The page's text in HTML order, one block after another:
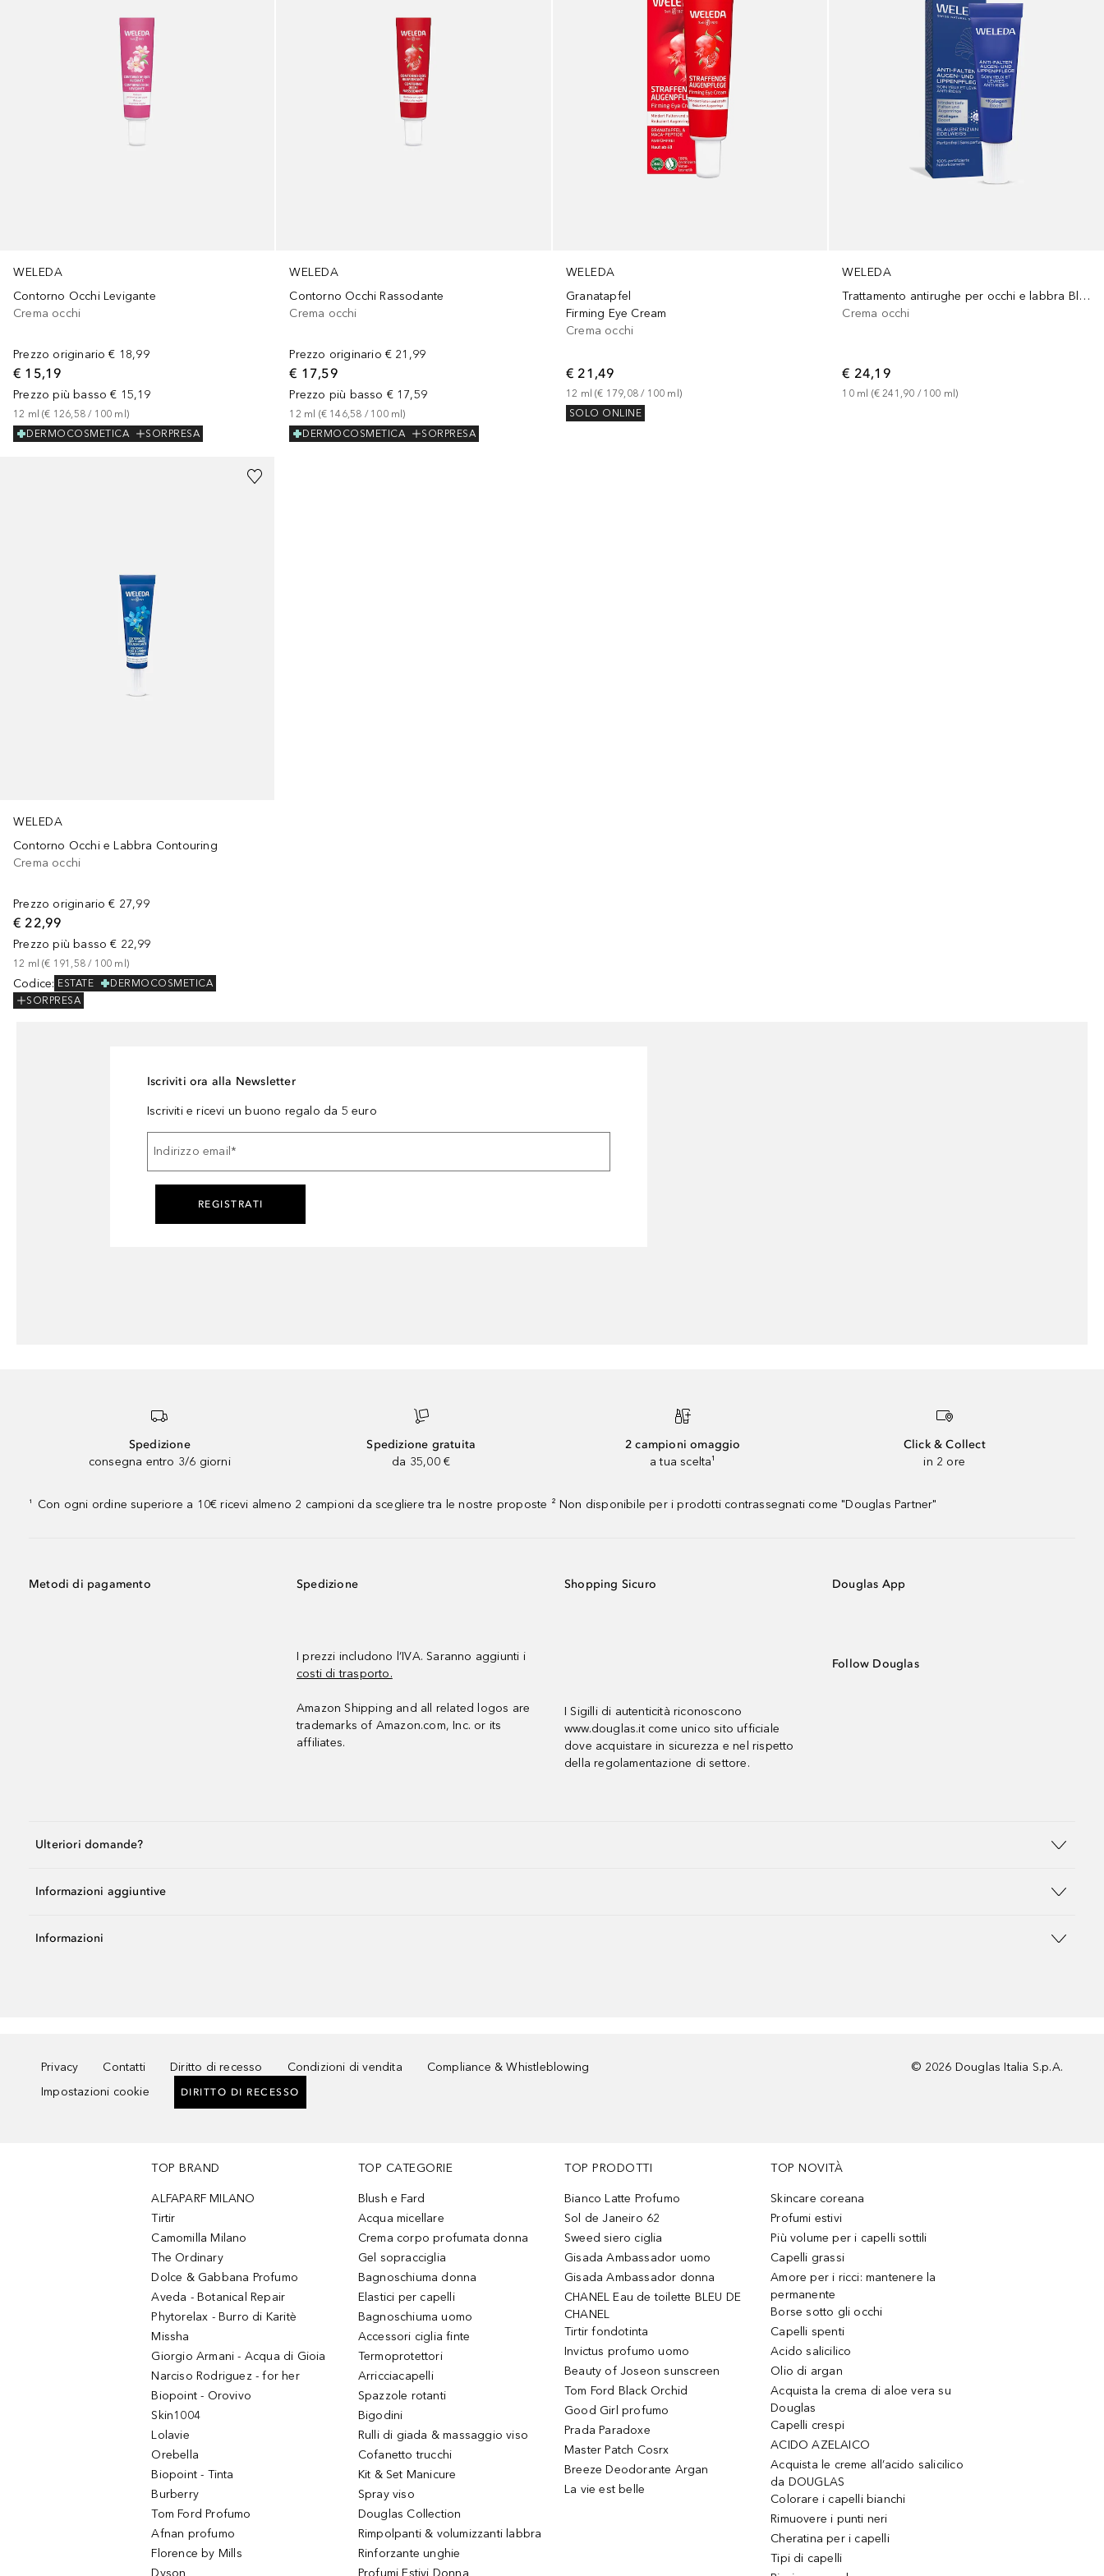
WELEDA
Contorno Occhi Levigante
Crema occhi
Prezzo originario € 18,99
€ 15,19
Prezzo più basso € 15,19
12 ml (€ 126,58 / 100 ml)
DERMOCOSMETICA
SORPRESA
WELEDA
Contorno Occhi Rassodante
Crema occhi
Prezzo originario € 21,99
€ 17,59
Prezzo più basso € 17,59
12 ml (€ 146,58 / 100 ml)
DERMOCOSMETICA
SORPRESA
WELEDA
Granatapfel
Firming Eye Cream
Crema occhi
€ 21,49
12 ml (€ 179,08 / 100 ml)
SOLO ONLINE
WELEDA
Trattamento antirughe per occhi e labbra Blauer Enzian & Edelweiss
Crema occhi
€ 24,19
10 ml (€ 241,90 / 100 ml)
WELEDA
Contorno Occhi e Labbra Contouring
Crema occhi
Prezzo originario € 27,99
€ 22,99
Prezzo più basso € 22,99
12 ml (€ 191,58 / 100 ml)
Codice: ESTATE
DERMOCOSMETICA
SORPRESA
Iscriviti ora alla Newsletter
Iscriviti e ricevi un buono regalo da 5 euro
Indirizzo email *
REGISTRATI
Spedizione
consegna entro 3/6 giorni
Spedizione gratuita
da 35,00 €
2 campioni omaggio
a tua scelta¹
Click & Collect
in 2 ore
¹ Con ogni ordine superiore a 10€ ricevi almeno 2 campioni da scegliere tra le nostre proposte ² Non disponibile per i prodotti contrassegnati come "Douglas Partner"
Metodi di pagamento Spedizione
I prezzi includono l’IVA. Saranno aggiunti i
costi di trasporto.
Amazon Shipping and all related logos are
trademarks of Amazon.com, Inc. or its
affiliates.
Shopping Sicuro
I Sigilli di autenticità riconoscono
www.douglas.it come unico sito ufficiale
dove acquistare in sicurezza e nel rispetto
della regolamentazione di settore.
Douglas App
Follow Douglas
Ulteriori domande?
Informazioni aggiuntive
Informazioni
Privacy Contatti Diritto di recesso Condizioni di vendita
Compliance & Whistleblowing
Impostazioni cookie
DIRITTO DI RECESSO
© 2026 Douglas Italia S.p.A.
TOP BRAND
ALFAPARF MILANO
Tirtir
Camomilla Milano
The Ordinary
Dolce & Gabbana Profumo
Aveda - Botanical Repair
Phytorelax - Burro di Karitè
Missha
Giorgio Armani - Acqua di Gioia
Narciso Rodriguez - for her
Biopoint - Orovivo
Skin1004
Lolavie
Orebella
Biopoint - Tinta
Burberry
Tom Ford Profumo
Afnan profumo
Florence by Mills
Dyson
TOP CATEGORIE
Blush e Fard
Acqua micellare
Crema corpo profumata donna
Gel sopracciglia
Bagnoschiuma donna
Elastici per capelli
Bagnoschiuma uomo
Accessori ciglia finte
Termoprotettori
Arricciacapelli
Spazzole rotanti
Bigodini
Rulli di giada & massaggio viso
Cofanetto trucchi
Kit & Set Manicure
Spray viso
Douglas Collection
Rimpolpanti & volumizzanti labbra
Rinforzante unghie
Profumi Estivi Donna
TOP PRODOTTI
Bianco Latte Profumo
Sol de Janeiro 62
Sweed siero ciglia
Gisada Ambassador uomo
Gisada Ambassador donna
CHANEL Eau de toilette BLEU DE
CHANEL
Tirtir fondotinta
Invictus profumo uomo
Beauty of Joseon sunscreen
Tom Ford Black Orchid
Good Girl profumo
Prada Paradoxe
Master Patch Cosrx
Breeze Deodorante Argan
La vie est belle
TOP NOVITÀ
Skincare coreana
Profumi estivi
Più volume per i capelli sottili
Capelli grassi
Amore per i ricci: mantenere la
permanente
Borse sotto gli occhi
Capelli spenti
Acido salicilico
Olio di argan
Acquista la crema di aloe vera su
Douglas
Capelli crespi
ACIDO AZELAICO
Acquista le creme all’acido salicilico
da DOUGLAS
Colorare i capelli bianchi
Rimuovere i punti neri
Cheratina per i capelli
Tipi di capelli